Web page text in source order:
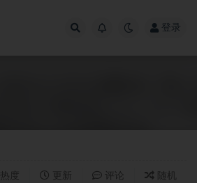
登录
热度 更新 评论 随机